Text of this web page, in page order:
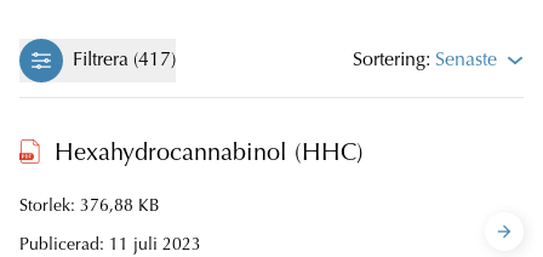
Filtrera (417) Sortering: Senaste
Hexahydrocannabinol (HHC)
Storlek: 376,88 KB
Publicerad: 11 juli 2023